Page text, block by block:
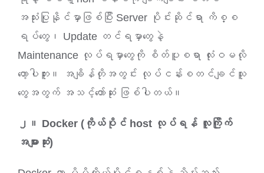
အသုံးပြုနိုင်မှာဖြစ်ပြီး Server ပိုင်းဆိုင်ရာ ကိစ္စ
ရပ်တွေ၊ Update တင်ရမှာတွေနဲ့
Maintenance လုပ်ရမှာတွေကို စိတ်ပူစရာ လုံးဝမလို
တော့ပါဘူး။ အချိန်တိုအတွင်း လုပ်ငန်းစတင်ချင်သူ
တွေအတွက် အသင့်တော်ဆုံး ဖြစ်ပါတယ်။
၂။ Docker (ကိုယ်ပိုင် host လုပ်ရန် လူကြိုက်
အများဆုံး)